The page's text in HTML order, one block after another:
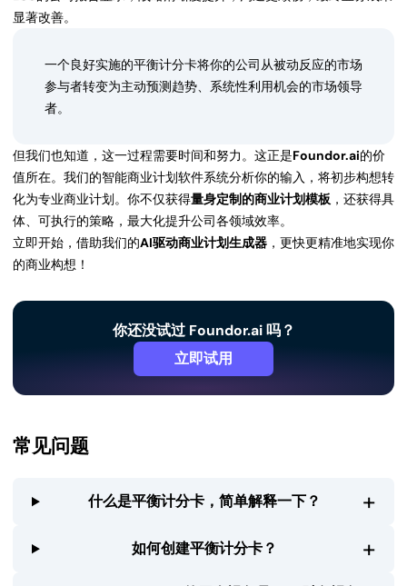
显著改善。
一个良好实施的平衡计分卡将你的公司从被动反应的市场
参与者转变为主动预测趋势、系统性利用机会的市场领导
者。
但我们也知道，这一过程需要时间和努力。这正是Foundor.ai的价
值所在。我们的智能商业计划软件系统分析你的输入，将初步构想转
化为专业商业计划。你不仅获得量身定制的商业计划模板 ，还获得具
体、可执行的策略，最大化提升公司各领域效率。
立即开始，借助我们的AI驱动商业计划生成器 ，更快更精准地实现你
的商业构想！
你还没试过 Foundor.ai 吗？
立即试用
常见问题
什么是平衡计分卡，简单解释一下？ +
如何创建平衡计分卡？ +